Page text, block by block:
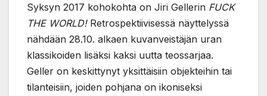
Syksyn 2017 kohokohta on Jiri Gellerin FUCK
THE WORLD! Retrospektiivisessä näyttelyssä
nähdään 28.10. alkaen kuvanveistäjän uran
klassikoiden lisäksi kaksi uutta teossarjaa.
Geller on keskittynyt yksittäisiin objekteihin tai
tilanteisiin, joiden pohjana on ikoniseksi